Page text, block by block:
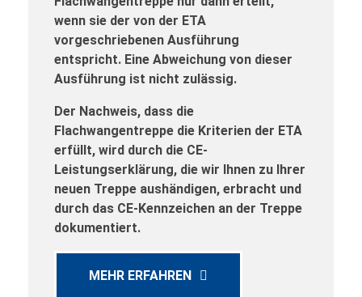
wenn sie der von der ETA
vorgeschriebenen Ausführung
entspricht. Eine Abweichung von dieser
Ausführung ist nicht zulässig.
Der Nachweis, dass die
Flachwangentreppe die Kriterien der ETA
erfüllt, wird durch die CE-
Leistungserklärung, die wir Ihnen zu Ihrer
neuen Treppe aushändigen, erbracht und
durch das CE-Kennzeichen an der Treppe
dokumentiert.
MEHR ERFAHREN